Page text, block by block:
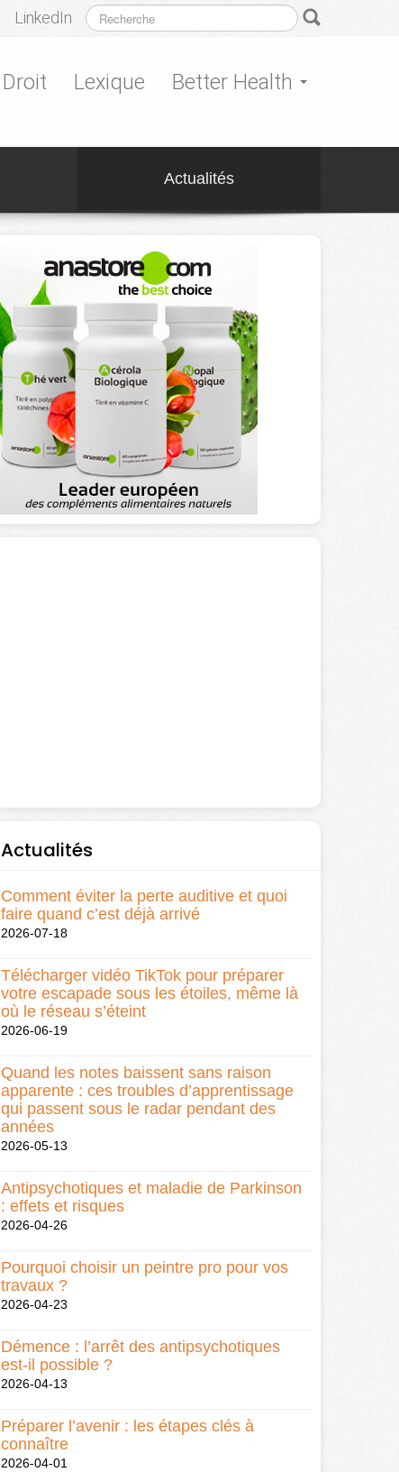
LinkedIn
Droit Lexique Better Health
Actualités
Actualités
Comment éviter la perte auditive et quoi
faire quand c’est déjà arrivé
2026-07-18
Télécharger vidéo TikTok pour préparer
votre escapade sous les étoiles, même là
où le réseau s’éteint
2026-06-19
Quand les notes baissent sans raison
apparente : ces troubles d’apprentissage
qui passent sous le radar pendant des
années
2026-05-13
Antipsychotiques et maladie de Parkinson
: effets et risques
2026-04-26
Pourquoi choisir un peintre pro pour vos
travaux ?
2026-04-23
Démence : l’arrêt des antipsychotiques
est-il possible ?
2026-04-13
Préparer l’avenir : les étapes clés à
connaître
2026-04-01